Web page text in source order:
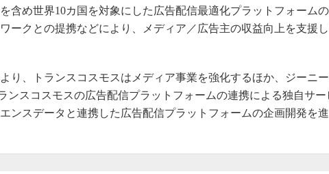
含め世界10カ国を対象にした広告配信最適化プラットフォームの
ークとの提携などにより、メディア／広告主の収益向上を支援
り、トランスコスモスはメディア事業を強化するほか、ジーニ
ランスコスモスの広告配信プラットフォームの連携による独自サ
ンスデータと連携した広告配信プラットフォームの企画開発を